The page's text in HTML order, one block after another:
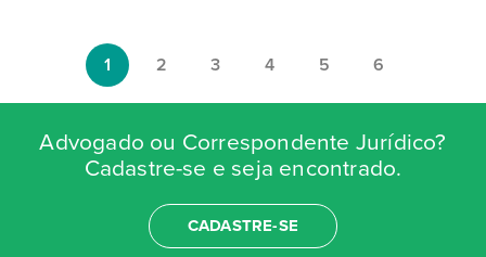
1 2 3 4 5 6
Advogado ou Correspondente Jurídico?
Cadastre-se e seja encontrado.
CADASTRE-SE